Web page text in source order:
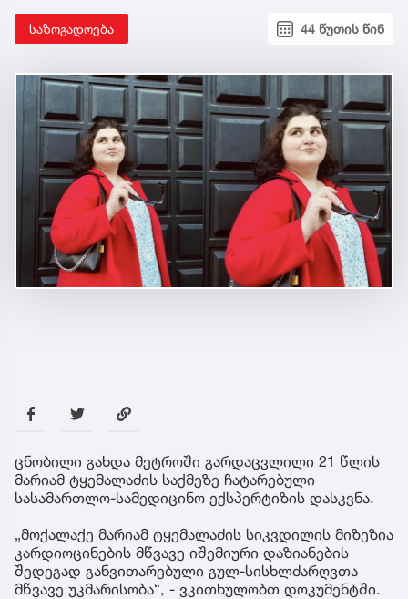
საზოგადოება 44 წუთის წინ
ცნობილი გახდა მეტროში გარდაცვლილი 21 წლის
მარიამ ტყემალაძის საქმეზე ჩატარებული
სასამართლო-სამედიცინო ექსპერტიზის დასკვნა.
„მოქალაქე მარიამ ტყემალაძის სიკვდილის მიზეზია
კარდიოცინების მწვავე იშემიური დაზიანების
შედეგად განვითარებული გულ-სისხლძარღვთა
მწვავე უკმარისობა“, - ვკითხულობთ დოკუმენტში.